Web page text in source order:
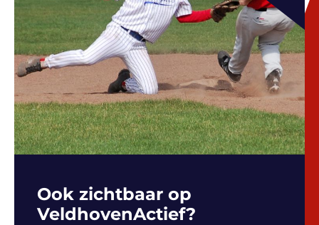
Ook zichtbaar op
VeldhovenActief?